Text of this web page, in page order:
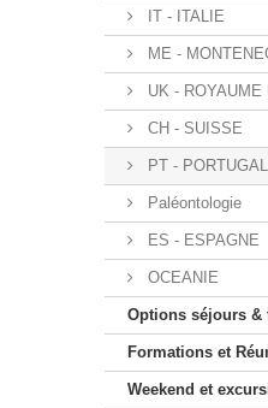
IT - ITALIE
ME -
UK - ROYAUME
CH - SUISSE
PT - PORTUGAL
Paléontologie
ES - ESPAGNE
OCEANIE
Options séjours &
Formations et
Weekend et